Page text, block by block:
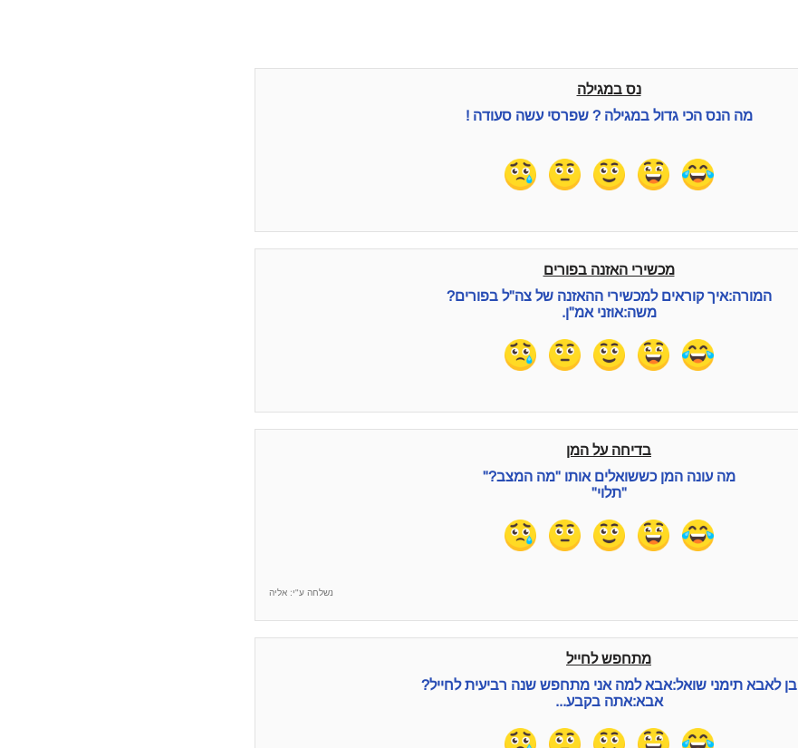
נס במגילה
מה הנס הכי גדול במגילה ? שפרסי עשה סעודה !
מכשירי האזנה בפורים
המורה:איך קוראים למכשירי ההאזנה של צה"ל בפורים?
משה:אוזני אמ"ן.
בדיחה על המן
מה עונה המן כששואלים אותו "מה המצב?"
"תלוי"
נשלחה ע"י: אליה
מתחפש לחייל
בן לאבא תימני שואל:אבא למה אני מתחפש שנה רביעית לחייל?
אבא:אתה בקבע...